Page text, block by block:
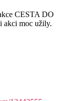
CESTA DO
akci moc užily.